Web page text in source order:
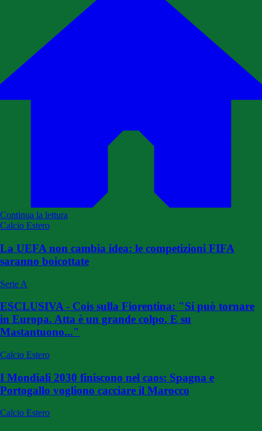
Continua la lettura
Calcio Estero
La UEFA non cambia idea: le competizioni FIFA
saranno boicottate
Serie A
ESCLUSIVA - Cois sulla Fiorentina: "Si può tornare
in Europa. Atta è un grande colpo. E su
Mastantuono..."
Calcio Estero
I Mondiali 2030 finiscono nel caos: Spagna e
Portogallo vogliono cacciare il Marocco
Calcio Estero